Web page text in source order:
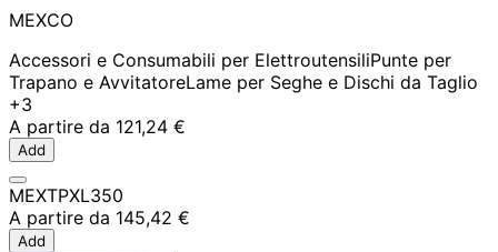
MEXCO
Accessori e Consumabili per ElettroutensiliPunte per
Trapano e AvvitatoreLame per Seghe e Dischi da Taglio
+3
A partire da 121,24 €
Add
MEXTPXL350
A partire da 145,42 €
Add